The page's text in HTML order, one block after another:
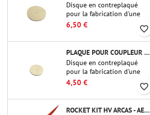
Disque en contreplaqué
pour la fabrication d'une
cloison (cadre) pour raccords
tubulaires de 75 mm de
Public Missiles Ltd. (PT-
3.0/QT-3.0)
6,50 € favorite_border
PLAQUE POUR COUPLEUR CBP-2.1 - PUBLIC MISSILES LTD.
Disque en contreplaqué
pour la fabrication d'une
cloison (cadre) pour raccords
tubulaires de 54 mm de
Public Missiles Ltd. (PT-2.1
ou QT-2.1)
4,50 € favorite_border
ROCKET KIT HV ARCAS - AEROTECH